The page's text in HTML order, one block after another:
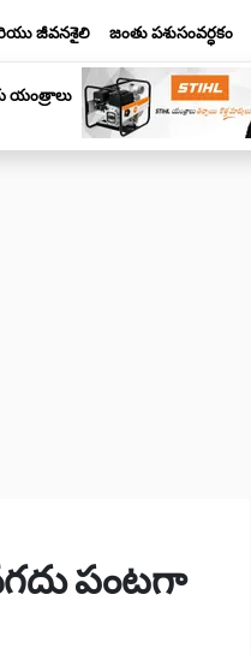
జీవనశైలి జంతు పశుసంవర్ధకం
పంటగా